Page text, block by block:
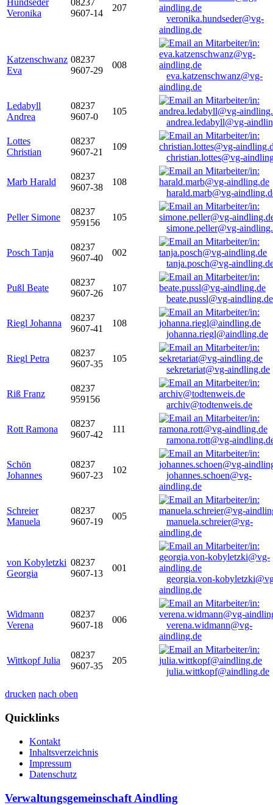
Hundseder
Veronika
08237
9607-14
207
veronika.hundseder@vg-
aindling.de
Katzenschwanz
Eva
08237
9607-29
008
eva.katzenschwanz@vg-
aindling.de
Ledabyll
Andrea
08237
9607-0
105
andrea.ledabyll@vg-
Lottes
Christian
08237
9607-21
109
christian.lottes@vg-
Marb Harald
08237
9607-38
108
harald.marb@vg-
Peller Simone
08237
959156
105
simone.peller@vg-
Posch Tanja
08237
9607-40
002
tanja.posch@vg-
Pußl Beate
08237
9607-26
107
beate.pussl@vg-aindling.de
Riegl Johanna
08237
9607-41
108
johanna.riegl@aindling.de
Riegl Petra
08237
9607-35
105
sekretariat@vg-aindling.de
Riß Franz
08237
959156
archiv@todtenweis.de
Rott Ramona
08237
9607-42
111
ramona.rott@vg-
Schön
Johannes
08237
9607-23
102
johannes.schoen@vg-
aindling.de
Schreier
Manuela
08237
9607-19
005
manuela.schreier@vg-
aindling.de
von Kobyletzki
Georgia
08237
9607-13
001
georgia.von-
aindling.de
Widmann
Verena
08237
9607-18
006
verena.widmann@vg-
aindling.de
Wittkopf Julia
08237
9607-35
205
julia.wittkopf@aindling.de
drucken nach oben
Quicklinks
Kontakt
Inhaltsverzeichnis
Impressum
Datenschutz
Verwaltungsgemeinschaft Aindling